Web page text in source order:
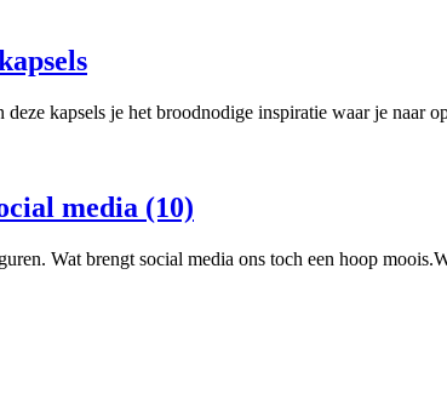
kapsels je het broodnodige inspiratie waar je naar
media (10)
Wat brengt social media ons toch een hoop